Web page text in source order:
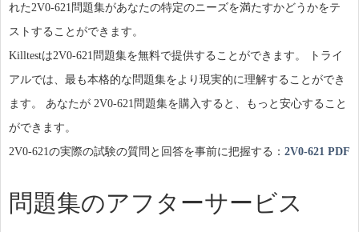
れた2V0-621問題集があなたの特定のニーズを満たすかどうかをテ
ストすることができます。
Killtestは2V0-621問題集を無料で提供することができます。 トライ
アルでは、最も本格的な問題集をより現実的に理解することができ
ます。 あなたが 2V0-621問題集を購入すると、もっと安心すること
ができます。
2V0-621の実際の試験の質問と回答を事前に把握する： 2V0-621 PDF
問題集のアフターサービス